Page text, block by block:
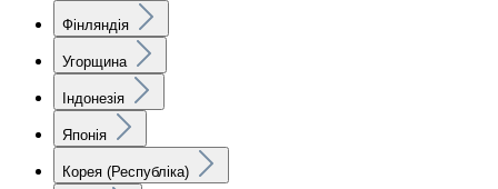
Фінляндія
Угорщина
Індонезія
Японія
Корея (Республіка)